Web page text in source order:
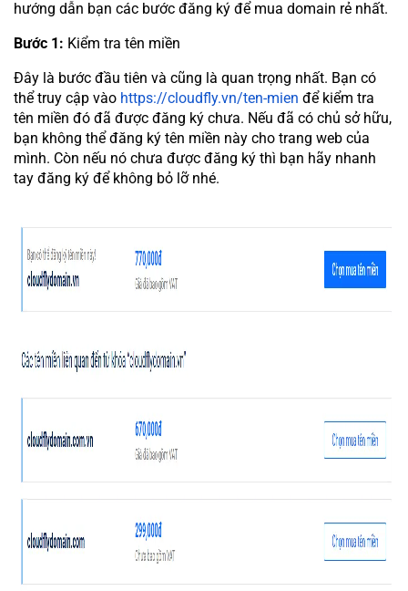
hướng dẫn bạn các bước đăng ký để mua domain rẻ nhất.
Bước 1: Kiểm tra tên miền
Đây là bước đầu tiên và cũng là quan trọng nhất. Bạn có
thể truy cập vào https://cloudfly.vn/ten-mien để kiểm tra
tên miền đó đã được đăng ký chưa. Nếu đã có chủ sở hữu,
bạn không thể đăng ký tên miền này cho trang web của
mình. Còn nếu nó chưa được đăng ký thì bạn hãy nhanh
tay đăng ký để không bỏ lỡ nhé.